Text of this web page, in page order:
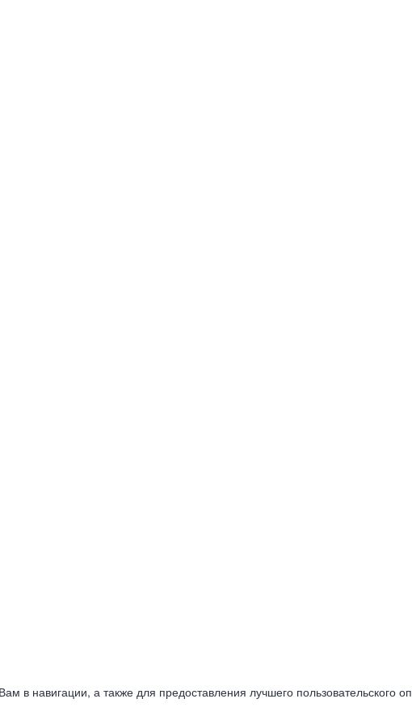
в навигации, а также для предоставления лучшего пользовательского